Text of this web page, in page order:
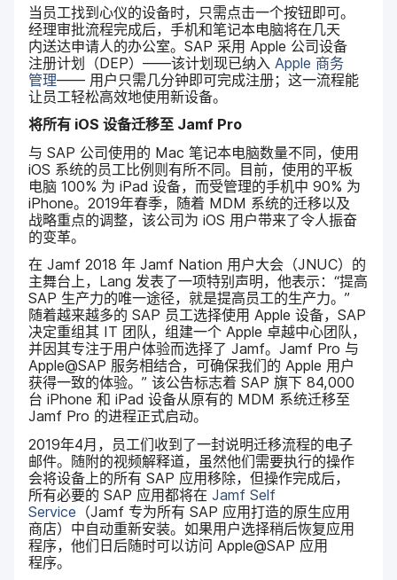
当员工​找到​心仪​的​设备​时，​只​需​点击​一​个​按钮​即可。​
经理​审​批​流程​完成​后，​手机​和​笔记本​电脑​将​在​几​天​
内送​达​申请​人​的​办公室。SAP 采用 Apple 公司​设备​
注册​计划​（DEP）​——​该​计划现​已​纳入 Apple 商务​
管理—— 用户​只​需几​分​钟即​可​完成​注册；​这​一​流程​能​
让​员工​轻松​高效​地​使用​新​设备。
将​所有 iOS设备​迁移至 Jamf Pro
与 SAP 公司​使用​的 Mac笔​记本​电脑​数量​不同，​使用
iOS 系统​的​员工​比例​则​有所​不同。​目前，​使用​的​平板​
电脑 100% 为 iPad设备，​而​受​管理​的​手机​中 90% 为
iPhone。2019年​春季，​随着 MDM 系统​的​迁移​以及​
战略​重点​的​调整，​该​公司​为 iOS 用​户​带来​了​令​人​振奋​
的​变革。
在 Jamf 2018年 Jamf Nation 用​户​大会​（JNUC）​的​
主舞​台​上， Lang发表​了​一​项​特别​声明，​他​表示：​“提高
SAP 生产力​的​唯一​途径，​就​是​提高​员工​的​生产力。”
随着​越来越​多​的 SAP 员工​选择​使用 Apple设备，SAP
决定​重组​其 IT 团队，​组建​一​个 Apple卓越​中心​团队，​
并​因​其​专注于​用户​体验​而​选择​了 Jamf。Jamf Pro 与
Apple@SAP 服务​相结合，​可确​保​我们​的 Apple 用​户​
获得​一致​的​体验。” 该​公告​标志​着 SAP旗​下 84,000
台 iPhone和 iPad设备​从​原有​的 MDM 系统​迁移至
Jamf Pro 的​进程​正式​启动。
2019年4月，​员工们​收到​了​一​封​说明迁移​流程​的​电子​
邮件。​随附​的​视频​解​释道，​虽然​他们​需要​执行​的​操作​
会​将​设备​上​的​所有 SAP 应用​移除，​但​操作​完成​后，​
所有​必要​的 SAP 应用​都​将​在 Jamf Self
Service （Jamf专为​所有 SAP 应用​打造​的​原生​应​用​
商店）​中​自动​重新​安装。​如果​用户​选​择​稍后​恢复​应用​
程序，​他们​日​后​随时​可以​访问 Apple@SAP 应用​
程序。